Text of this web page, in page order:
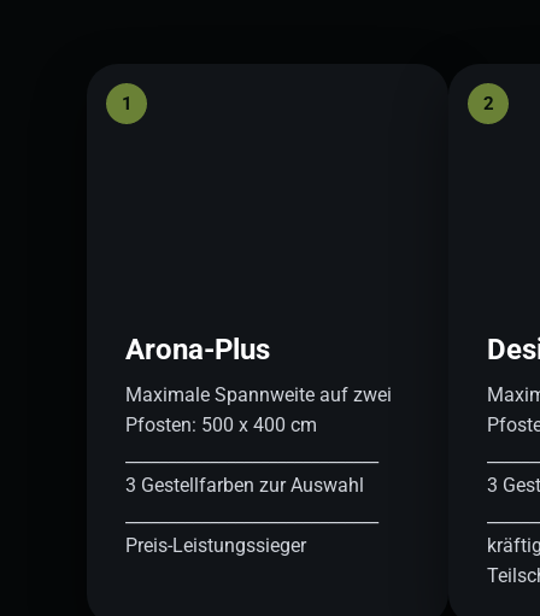
1
Arona-Plus
Maximale Spannweite auf zwei
Pfosten: 500 x 400 cm
3 Gestellfarben zur Auswahl
Preis-Leistungssieger
2
3